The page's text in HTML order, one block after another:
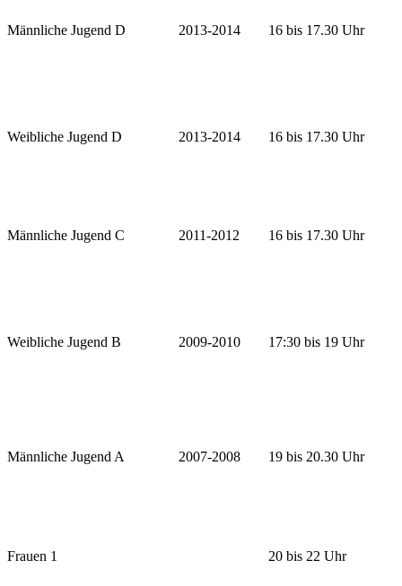
Männliche Jugend D 2013-2014 16 bis 17.30 Uhr
Weibliche Jugend D 2013-2014 16 bis 17.30 Uhr
Männliche Jugend C 2011-2012 16 bis 17.30 Uhr
Weibliche Jugend B 2009-2010 17:30 bis 19 Uhr
Männliche Jugend A 2007-2008 19 bis 20.30 Uhr
Frauen 1 20 bis 22 Uhr